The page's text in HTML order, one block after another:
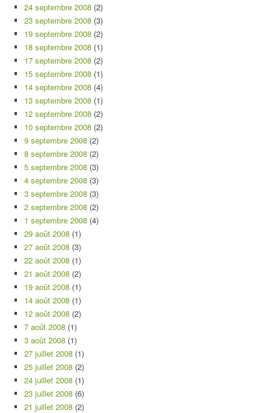
24 septembre 2008 (2)
23 septembre 2008 (3)
19 septembre 2008 (2)
18 septembre 2008 (1)
17 septembre 2008 (2)
15 septembre 2008 (1)
14 septembre 2008 (4)
13 septembre 2008 (1)
12 septembre 2008 (2)
10 septembre 2008 (2)
9 septembre 2008 (2)
8 septembre 2008 (2)
5 septembre 2008 (3)
4 septembre 2008 (3)
3 septembre 2008 (3)
2 septembre 2008 (2)
1 septembre 2008 (4)
29 août 2008 (1)
27 août 2008 (3)
22 août 2008 (1)
21 août 2008 (2)
19 août 2008 (1)
14 août 2008 (1)
12 août 2008 (2)
7 août 2008 (1)
3 août 2008 (1)
27 juillet 2008 (1)
25 juillet 2008 (2)
24 juillet 2008 (1)
23 juillet 2008 (6)
21 juillet 2008 (2)